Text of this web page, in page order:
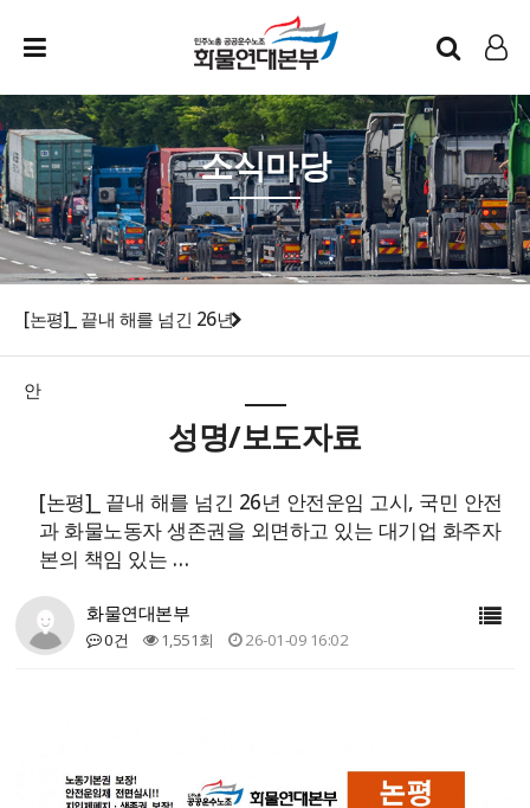
인트라넷
LOG IN
소식마당
[논평]_ 끝내 해를 넘긴 26년
안
성명/보도자료
[논평]_ 끝내 해를 넘긴 26년 안전운임 고시, 국민 안전
과 화물노동자 생존권을 외면하고 있는 대기업 화주자
본의 책임 있는 …
화물연대본부
0건 1,551회 26-01-09 16:02